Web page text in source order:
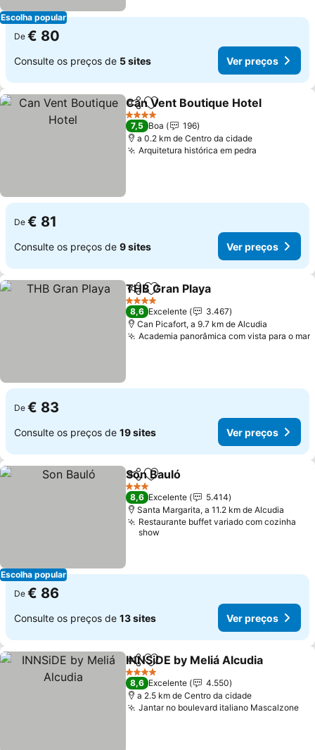
Escolha popular
De € 80
Consulte os preços de 5 sites Ver preços
PartilharAdicionar aos favoritos
Can Vent Boutique Hotel
4 Estrelas
7,5 Boa
196
a 0.2 km de Centro da cidade
Arquitetura histórica em pedra
De € 81
Consulte os preços de 9 sites Ver preços
PartilharAdicionar aos favoritos
THB Gran Playa
4 Estrelas
8,6 Excelente
3.467
Can Picafort, a 9.7 km de Alcudia
Academia panorâmica com vista para o mar
De € 83
Consulte os preços de 19 sites Ver preços
Escolha popular
PartilharAdicionar aos favoritos
Son Bauló
3 Estrelas
8,6 Excelente
5.414
Santa Margarita, a 11.2 km de Alcudia
Restaurante buffet variado com cozinha
show
De € 86
Consulte os preços de 13 sites Ver preços
PartilharAdicionar aos favoritos
INNSiDE by Meliá Alcudia
4 Estrelas
8,6 Excelente
4.550
a 2.5 km de Centro da cidade
Jantar no boulevard italiano Mascalzone